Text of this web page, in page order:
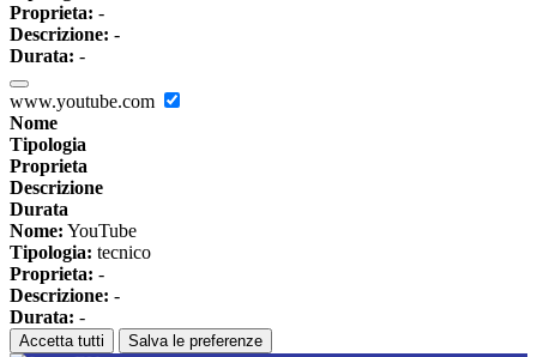
Proprieta: -
Descrizione: -
Durata: -
www.youtube.com
Nome
Tipologia
Proprieta
Descrizione
Durata
Nome: YouTube
Tipologia: tecnico
Proprieta: -
Descrizione: -
Durata: -
Accetta tutti Salva le preferenze